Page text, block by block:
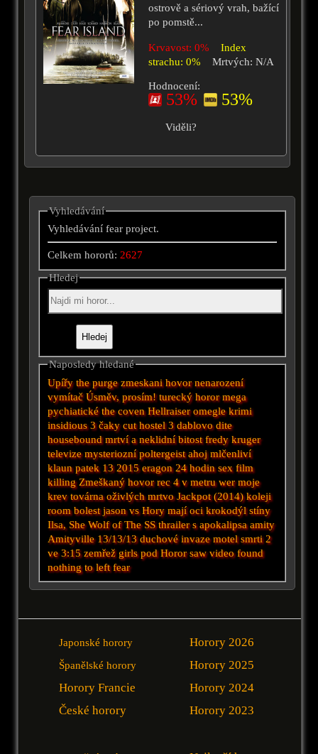
ostrově a sériový vrah, bažící
po pomstě...
Krvavost: 0%
Index
strachu: 0%
Mrtvých: N/A
Hodnocení:
53% 53%
Viděli?
Vyhledávání
Vyhledávání fear project.
Celkem hororů:2627
Hledej
Naposledy hledané
Upířy the purge zmeskani hovor nenarození
vymítač Úsměv, prosím! turecký horor mega
pychiatickéthe coven Hellraiser omegle krimi
insidious 3 čaky cut hostel 3 dablovo dite
housebound mrtví a neklidní bitost fredy kruger
televize mysteriozní poltergeist ahoj mlčenliví
klaun patek 13 2015 eragon 24 hodin sex film
killing Zmeškaný hovor rec 4 v metru wer moje
krev továrna oživlých mrtvo Jackpot (2014) koleji
room bolest jason vs Hory mají oci krokodýl stíny
Ilsa, She Wolf of The SS thrailer s apokalipsa amity
Amityville 13/13/13 duchové invaze motel smrti 2
ve 3:15 zemřež girls podHoror saw video found
nothing to left fear
Japonské horory
Španělské horory
Horory Francie
České horory
Horory 2026
Horory 2025
Horory 2024
Horory 2023